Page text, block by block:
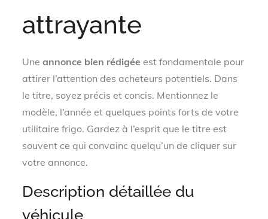
attrayante
Uneannonce bien rédigée est fondamentale pour
attirer l’attention des acheteurs potentiels. Dans
le titre, soyez précis et concis. Mentionnez le
modèle, l’année et quelques points forts de votre
utilitaire frigo. Gardez à l’esprit que le titre est
souvent ce qui convainc quelqu’un de cliquer sur
votre annonce.
Description détaillée du
véhicule